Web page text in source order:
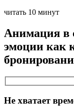
читать 10 минут
Анимация в
эмоции как
Не хватает